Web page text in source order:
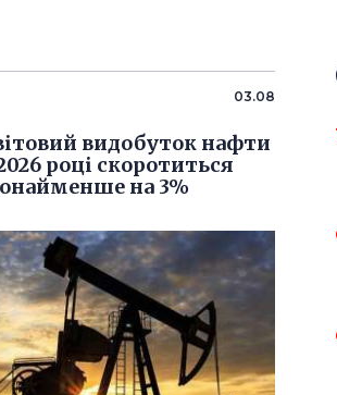
03.08
видобуток нафти
році скоротиться
на 3%